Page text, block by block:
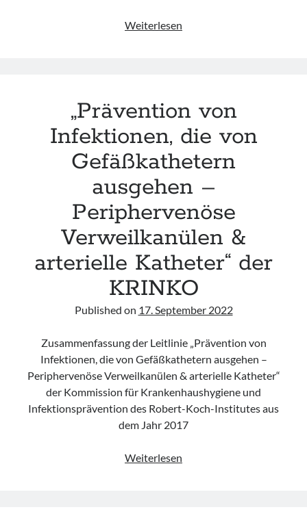
Weiterlesen
„Prävention von
Infektionen, die von
Gefäßkathetern
ausgehen –
Periphervenöse
Verweilkanülen &
arterielle Katheter“ der
KRINKO
Published on 17. September 2022
Zusammenfassung der Leitlinie „Prävention von
Infektionen, die von Gefäßkathetern ausgehen –
Periphervenöse Verweilkanülen & arterielle Katheter“
der Kommission für Krankenhaushygiene und
Infektionsprävention des Robert-Koch-Institutes aus
dem Jahr 2017
Weiterlesen